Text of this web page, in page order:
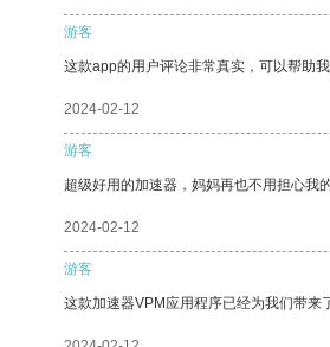
游客
这款app的用户评论非常真实，可以帮助我
2024-02-12
游客
超级好用的加速器，妈妈再也不用担心我
2024-02-12
游客
这款加速器VPM应用程序已经为我们带来